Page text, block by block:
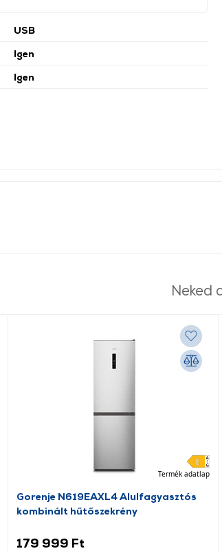
USB
Igen
Igen
Neked
Termék adatlap
Gorenje N619EAXL4 Alulfagyasztós
kombinált hűtőszekrény
179 999 Ft